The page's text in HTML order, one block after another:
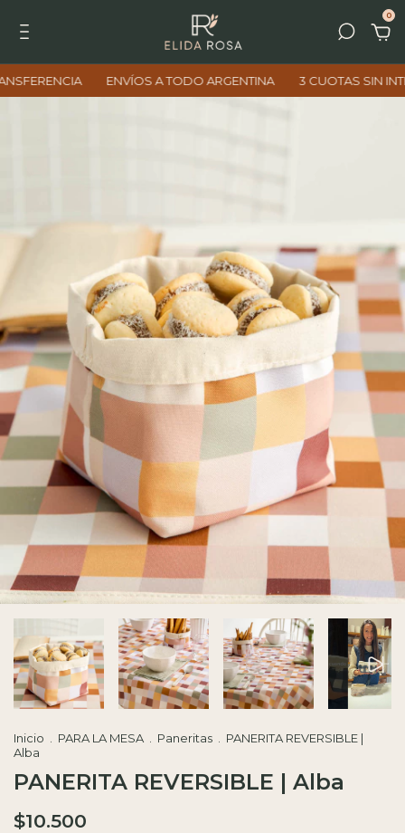
0
ENVÍOS A TODO ARGENTINA 3 CUOTAS SIN
Inicio PARA LA MESA Paneritas
PANERITA REVERSIBLE |
Alba
PANERITA REVERSIBLE | Alba
$10.500